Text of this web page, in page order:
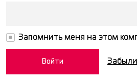
Запомнить меня на этом